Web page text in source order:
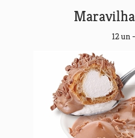
12 un